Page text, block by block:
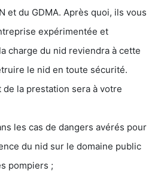
et du GDMA. Après quoi, ils vous
expérimentée et
charge du nid reviendra à cette
le nid en toute sécurité.
la prestation sera à votre
les cas de dangers avérés pour
du nid sur le domaine public
pompiers ;